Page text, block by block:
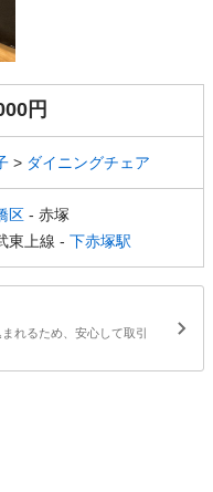
円
> ダイニングチェア
区 - 赤塚
東上線 - 下赤塚駅
れるため、安心して取引